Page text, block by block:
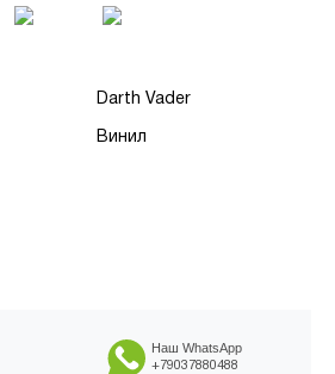
Darth Vader
Винил
Наш WhatsApp
+79037880488